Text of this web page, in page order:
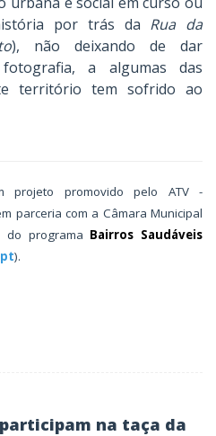
por trás da Rua da
), não deixando de dar
a algumas das
território tem sofrido ao
promovido pelo ATV -
parceria com a Câmara Municipal
do programa Bairros Saudáveis
).